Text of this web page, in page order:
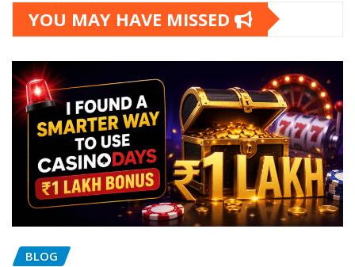
YOU MAY HAVE MISSED
BLOG